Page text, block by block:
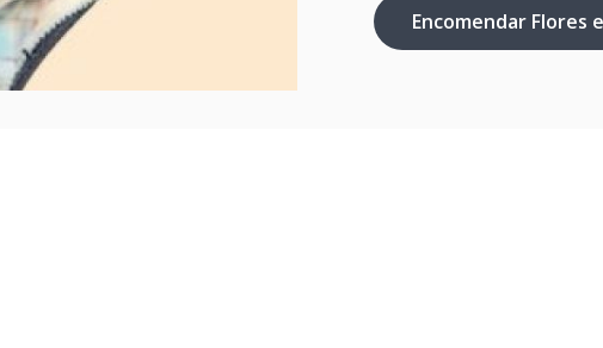
Encomendar Flores